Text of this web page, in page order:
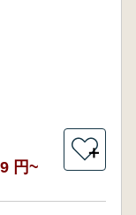
円~
＋